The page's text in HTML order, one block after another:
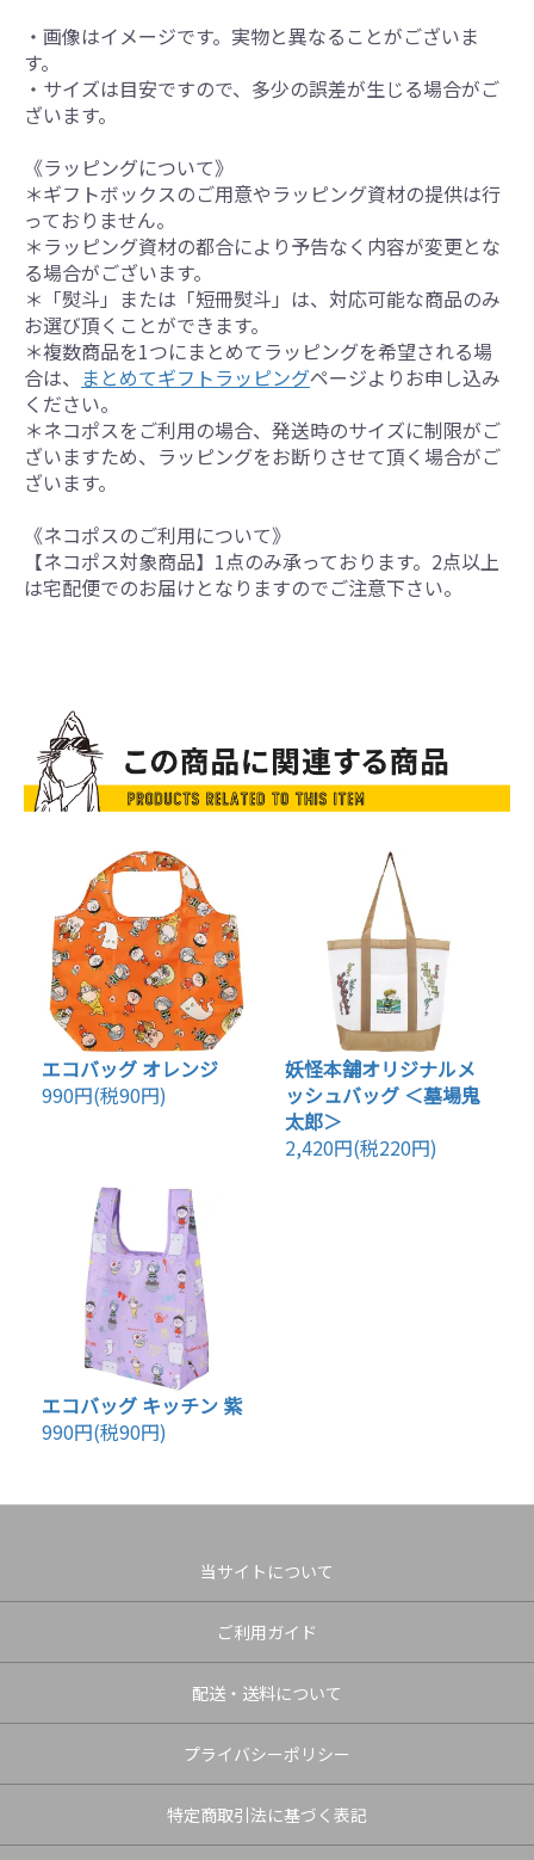
・画像はイメージです。実物と異なることがございま
す。
・サイズは目安ですので、多少の誤差が生じる場合がご
ざいます。
《ラッピングについて》
＊ギフトボックスのご用意やラッピング資材の提供は行
っておりません。
＊ラッピング資材の都合により予告なく内容が変更とな
る場合がございます。
＊「熨斗」または「短冊熨斗」は、対応可能な商品のみ
お選び頂くことができます。
＊複数商品を1つにまとめてラッピングを希望される場
合は、 まとめてギフトラッピングページよりお申し込み
ください。
＊ネコポスをご利用の場合、発送時のサイズに制限がご
ざいますため、ラッピングをお断りさせて頂く場合がご
ざいます。
《ネコポスのご利用について》
【ネコポス対象商品】1点のみ承っております。2点以上
は宅配便でのお届けとなりますのでご注意下さい。
エコバッグ オレンジ
990円(税90円)
妖怪本舗オリジナルメ
ッシュバッグ ＜墓場鬼
太郎＞
2,420円(税220円)
エコバッグ キッチン 紫
990円(税90円)
当サイトについて
ご利用ガイド
配送・送料について
プライバシーポリシー
特定商取引法に基づく表記